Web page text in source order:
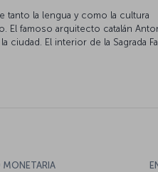
tanto la lengua y como la cultura
El famoso arquitecto catalán
ciudad. El interior de la Sagrada
increíble y constituye una ventana
MONETARIA